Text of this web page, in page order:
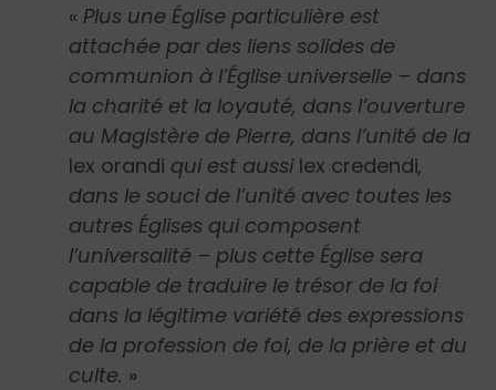
« Plus une Église particulière est
attachée par des liens solides de
communion à l’Église universelle – dans
la charité et la loyauté, dans l’ouverture
au Magistère de Pierre, dans l’unité de la
lex orandi qui est aussi lex credendi,
dans le souci de l’unité avec toutes les
autres Églises qui composent
l’universalité – plus cette Église sera
capable de traduire le trésor de la foi
dans la légitime variété des expressions
de la profession de foi, de la prière et du
culte. »